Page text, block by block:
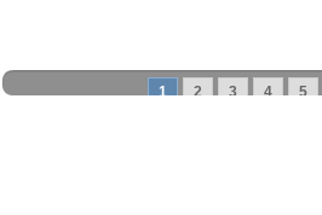
1 2 3 4 5